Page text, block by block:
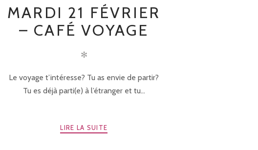
MARDI 21 FÉVRIER
– CAFÉ VOYAGE
✻
Le voyage t’intéresse? Tu as envie de partir?
Tu es déjà parti(e) à l’étranger et tu...
LIRE LA SUITE